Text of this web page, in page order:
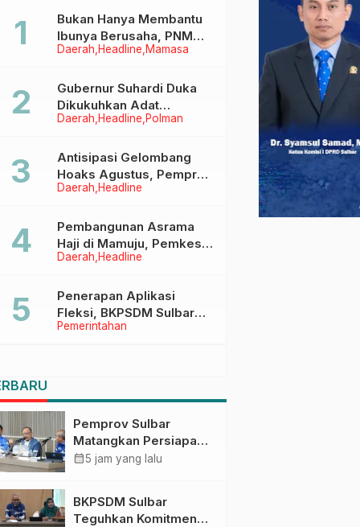
Daerah Headline Mamasa
Bukan Hanya Membantu
Ibunya Berusaha, PNM
Juga Menjaga Mimpi
Menggapai Cita-Cita
Daerah Headline Polman
Gubernur Suhardi Duka
Dikukuhkan Adat
Balanipa, Raih Gelar Sulo
Daerah Headline
Antisipasi Gelombang
Hoaks Agustus, Pemprov
Sulbar Ajak Warga Jaga
Daerah Headline
Pembangunan Asrama
Haji di Mamuju, Pemkesra
dan Kementerian Haji
Pemerintahan
Penerapan Aplikasi
Fleksi, BKPSDM Sulbar
Dorong Transformasi
Pemprov Sulbar
Matangkan Persiapan
HUT Ke-81 RI, Puncak
calendar_month5 jam yang lalu
BKPSDM Sulbar
Teguhkan Komitmen